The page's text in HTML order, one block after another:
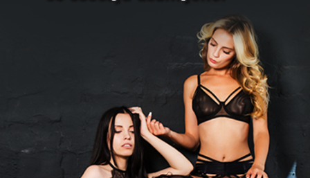
da se ostvari kao majka,takodje moze
Muskarac, 50
Tražim devojku radi upoznavanja
možda i veze